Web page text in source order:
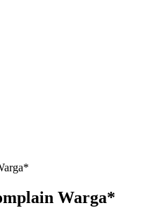
Warga*